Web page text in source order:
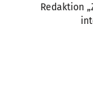
Redaktion